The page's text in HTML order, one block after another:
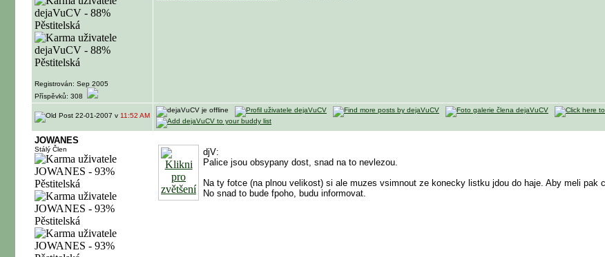
Registrován: Sep 2005
Příspěvků: 308
22-01-2007 v 11:52 AM
JOWANES
Stálý Člen
djV:
Palice jsou obsypany dost, snad na to nevlezou.
Na ty fotce (na plnou velikost) si ale muzes vsimnout ze konecky listku jdou do haje. Aby meli pak
No snad to bude fpoho, budu informovat.